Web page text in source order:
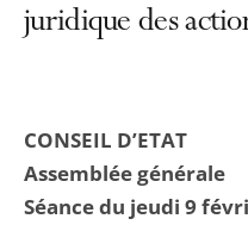
juridique des
CONSEIL D’ETAT
Assemblée générale
Séance du jeudi 9